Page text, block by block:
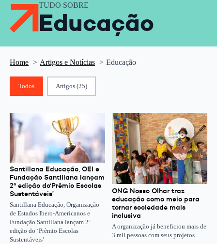
TUDO SOBRE
Educação
Home Artigos e Notícias Educação
Classif. Post
Todos Artigos (25)
Santillana Educação, OEI e
Fundação Santillana lançam
2ª edição do‘Prêmio Escolas
Sustentáveis’
Santillana Educação, Organização
de Estados Ibero-Americanos e
Fundação Santillana lançam 2ª
edição do ‘Prêmio Escolas
Sustentáveis’
ONG Nosso Olhar traz
educação como meio para
tornar sociedade mais
inclusiva
A organização já beneficiou mais de
3 mil pessoas com seus projetos